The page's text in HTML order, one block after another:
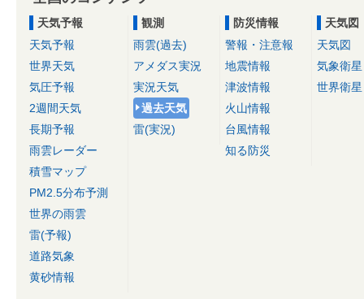
天気予報
天気予報
世界天気
気圧予報
2週間天気
長期予報
雨雲レーダー
積雪マップ
PM2.5分布予測
世界の雨雲
雷(予報)
道路気象
黄砂情報
観測
雨雲(過去)
アメダス実況
実況天気
過去天気
雷(実況)
防災情報
警報・注意報
地震情報
津波情報
火山情報
台風情報
知る防災
天気図
天気図
気象衛星
世界衛星